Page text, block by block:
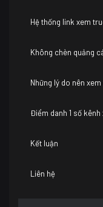
Hệ thống link xem
Không chèn quảng
Những lý do nên
Điểm danh 1 số
Kết luận
Liên hệ